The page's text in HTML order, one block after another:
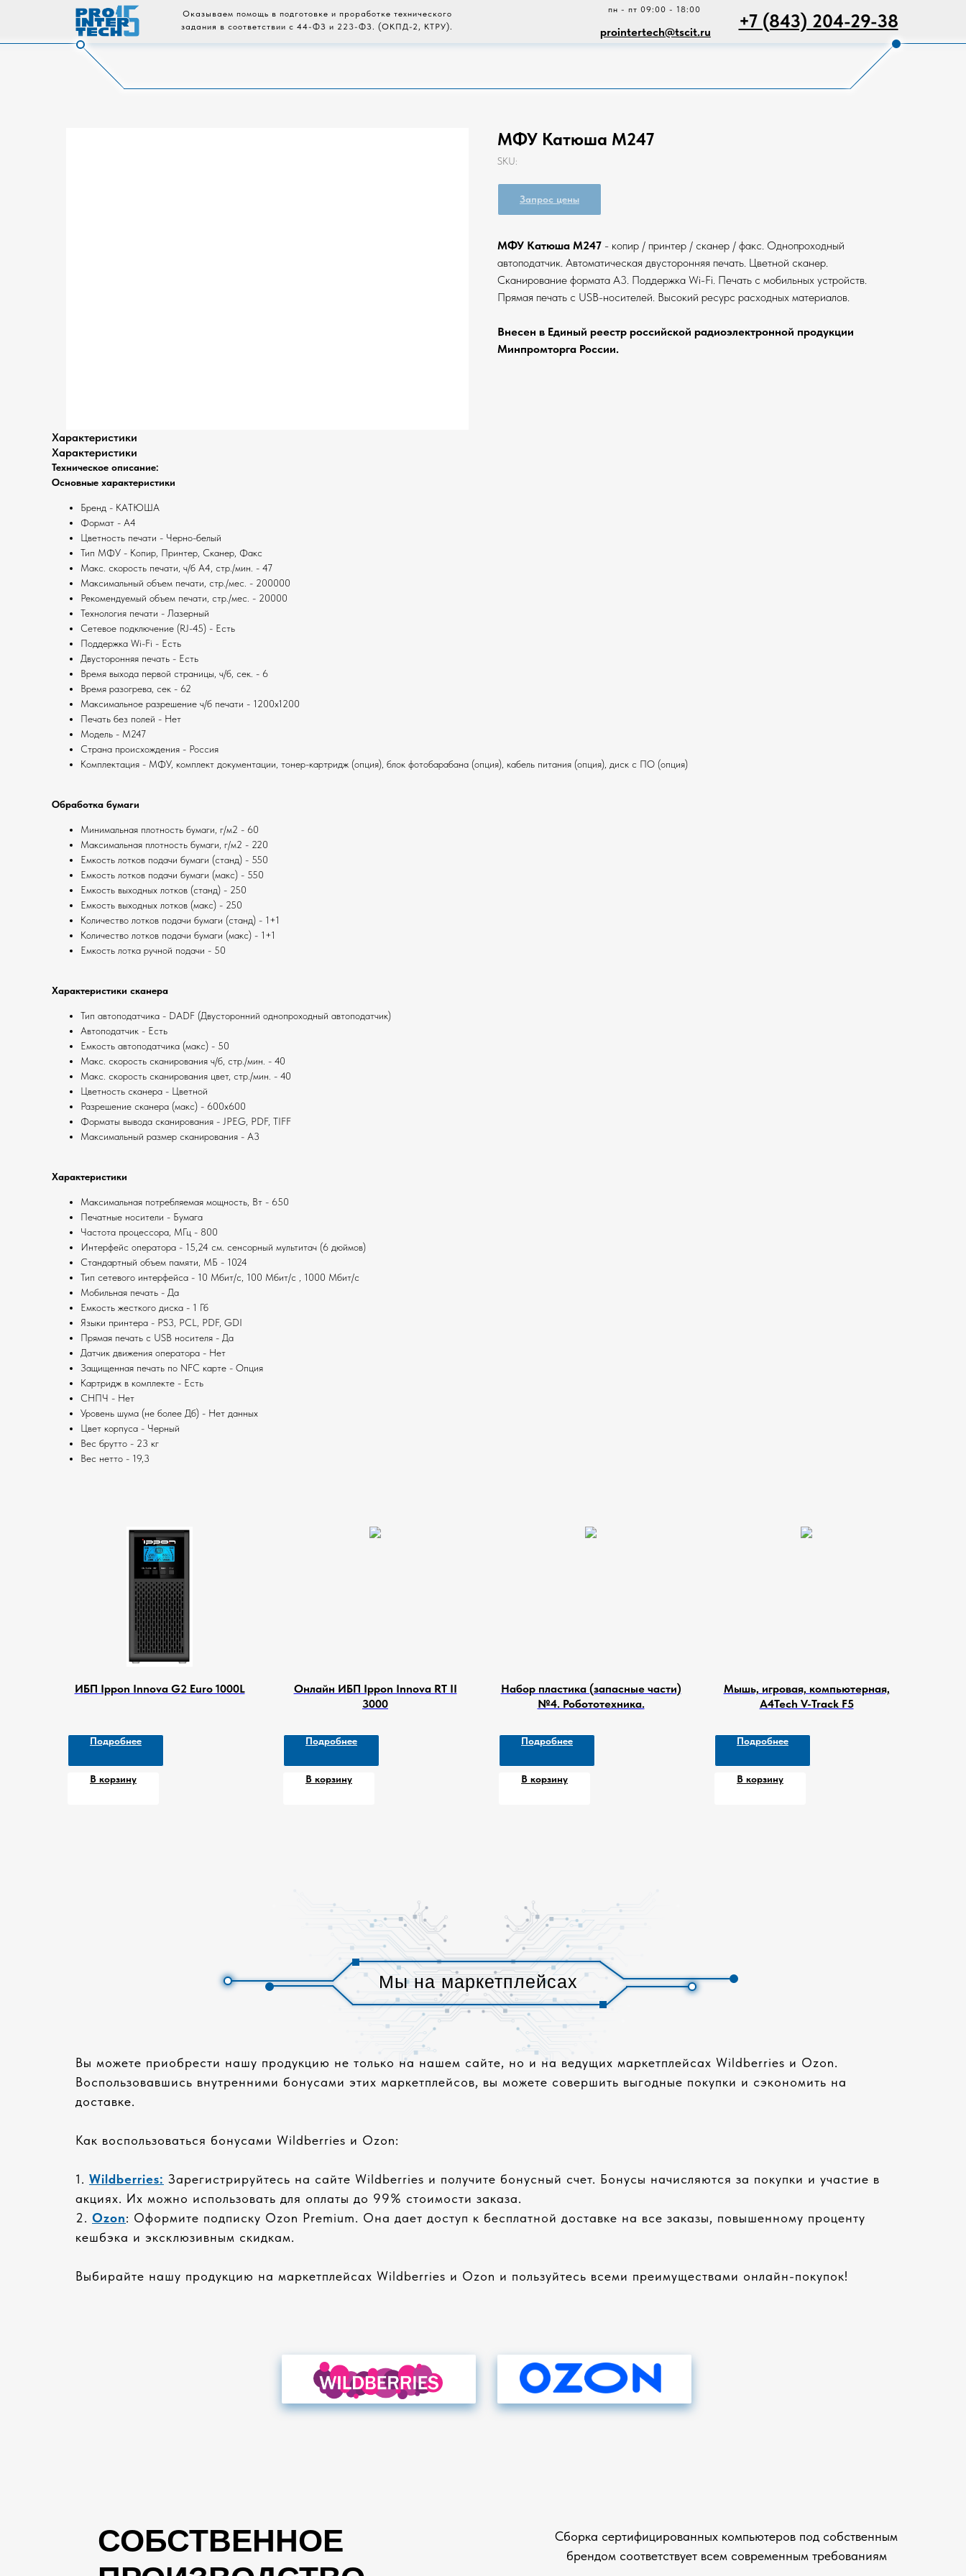
+7 (843) 204-29-38
Оказываем помощь в подготовке и проработке технического
задания в соответствии с 44-ФЗ и 223-ФЗ. (ОКПД-2, КТРУ).
пн - пт 09:00 - 18:00
prointertech@tscit.ru
МФУ Катюша M247
SKU:
Запрос цены
МФУ Катюша M247 - копир / принтер / сканер / факс. Однопроходный
автоподатчик. Автоматическая двусторонняя печать. Цветной сканер.
Сканирование формата А3. Поддержка Wi-Fi. Печать с мобильных устройств.
Прямая печать с USB-носителей. Высокий ресурс расходных материалов.
Внесен в Единый реестр российской радиоэлектронной продукции
Минпромторга России.
Характеристики
Характеристики
Техническое описание:
Основные характеристики
Бренд - КАТЮША
Формат - А4
Цветность печати - Черно-белый
Тип МФУ - Копир, Принтер, Сканер, Факс
Макс. скорость печати, ч/б А4, стр./мин. - 47
Максимальный объем печати, стр./мес. - 200000
Рекомендуемый объем печати, стр./мес. - 20000
Технология печати - Лазерный
Сетевое подключение (RJ-45) - Есть
Поддержка Wi-Fi - Есть
Двусторонняя печать - Есть
Время выхода первой страницы, ч/б, сек. - 6
Время разогрева, сек - 62
Максимальное разрешение ч/б печати - 1200x1200
Печать без полей - Нет
Модель - M247
Страна происхождения - Россия
Комплектация - МФУ, комплект документации, тонер-картридж (опция), блок фотобарабана (опция), кабель питания (опция), диск с ПО (опция)
Обработка бумаги
Минимальная плотность бумаги, г/м2 - 60
Максимальная плотность бумаги, г/м2 - 220
Емкость лотков подачи бумаги (станд) - 550
Емкость лотков подачи бумаги (макс) - 550
Емкость выходных лотков (станд) - 250
Емкость выходных лотков (макс) - 250
Количество лотков подачи бумаги (станд) - 1+1
Количество лотков подачи бумаги (макс) - 1+1
Емкость лотка ручной подачи - 50
Характеристики сканера
Тип автоподатчика - DADF (Двусторонний однопроходный автоподатчик)
Автоподатчик - Есть
Емкость автоподатчика (макс) - 50
Макс. скорость сканирования ч/б, стр./мин. - 40
Макс. скорость сканирования цвет, стр./мин. - 40
Цветность сканера - Цветной
Разрешение сканера (макс) - 600x600
Форматы вывода сканирования - JPEG, PDF, TIFF
Максимальный размер сканирования - А3
Характеристики
Максимальная потребляемая мощность, Вт - 650
Печатные носители - Бумага
Частота процессора, МГц - 800
Интерфейс оператора - 15,24 см. сенсорный мультитач (6 дюймов)
Стандартный объем памяти, МБ - 1024
Тип сетевого интерфейса - 10 Мбит/с, 100 Мбит/с , 1000 Мбит/с
Мобильная печать - Да
Емкость жесткого диска - 1 Гб
Языки принтера - PS3, PCL, PDF, GDI
Прямая печать с USB носителя - Да
Датчик движения оператора - Нет
Защищенная печать по NFC карте - Опция
Картридж в комплекте - Есть
СНПЧ - Нет
Уровень шума (не более Дб) - Нет данных
Цвет корпуса - Черный
Вес брутто - 23 кг
Вес нетто - 19,3
ИБП Ippon Innova G2 Euro 1000L
Подробнее
В корзину
Онлайн ИБП Ippon Innova RT II
3000
Подробнее
В корзину
Набор пластика (запасные части)
№4. Робототехника.
Подробнее
В корзину
Мышь, игровая, компьютерная,
A4Tech V-Track F5
Подробнее
В корзину
Мы на маркетплейсах
Вы можете приобрести нашу продукцию не только на нашем сайте, но и на ведущих маркетплейсах Wildberries и Ozon.
Воспользовавшись внутренними бонусами этих маркетплейсов, вы можете совершить выгодные покупки и сэкономить на
доставке.
Как воспользоваться бонусами Wildberries и Ozon:
1. Wildberries: Зарегистрируйтесь на сайте Wildberries и получите бонусный счет. Бонусы начисляются за покупки и участие в
акциях. Их можно использовать для оплаты до 99% стоимости заказа.
2. Ozon: Оформите подписку Ozon Premium. Она дает доступ к бесплатной доставке на все заказы, повышенному проценту
кешбэка и эксклюзивным скидкам.
Выбирайте нашу продукцию на маркетплейсах Wildberries и Ozon и пользуйтесь всеми преимуществами онлайн-покупок!
СОБСТВЕННОЕ
Сборка сертифицированных компьютеров под собственным
брендом соответствует всем современным требованиям